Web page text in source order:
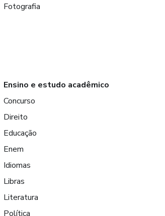
Fotografia
Ensino e estudo acadêmico
Concurso
Direito
Educação
Enem
Idiomas
Libras
Literatura
Política